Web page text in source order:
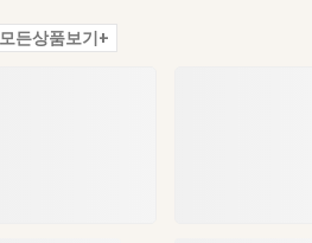
모든상품보기+